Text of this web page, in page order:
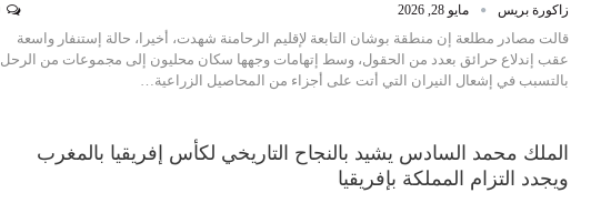
زاكورة بريس مايو 28, 2026
قالت مصادر مطلعة إن منطقة بوشان التابعة لإقليم الرحامنة شهدت، أخيرا، حالة إستنفار واسعة
عقب إندلاع حرائق بعدد من الحقول، وسط إتهامات وجهها سكان محليون إلى مجموعات من الرحل
بالتسبب في إشعال النيران التي أتت على أجزاء من المحاصيل الزراعية…
الملك محمد السادس يشيد بالنجاح التاريخي لكأس إفريقيا بالمغرب
ويجدد التزام المملكة بإفريقيا